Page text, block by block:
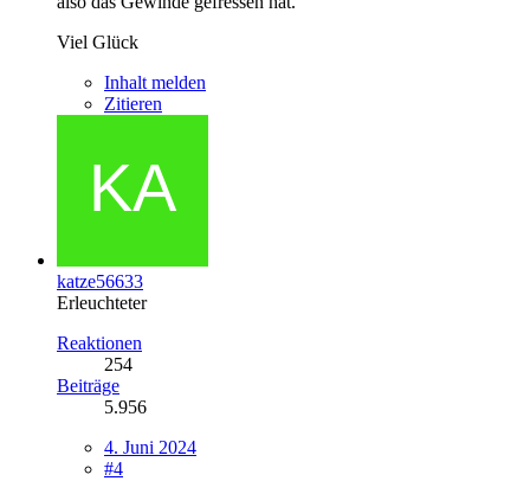
Viel Glück
Inhalt melden
Zitieren
katze56633
Erleuchteter
Reaktionen
254
Beiträge
5.956
4. Juni 2024
#4